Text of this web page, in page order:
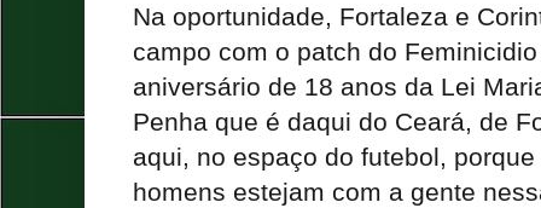
Na oportunidade, Fortaleza e
campo com o patch do
aniversário de 18 anos da Lei
Penha que é daqui do Ceará, de
aqui, no espaço do futebol,
homens estejam com a gente